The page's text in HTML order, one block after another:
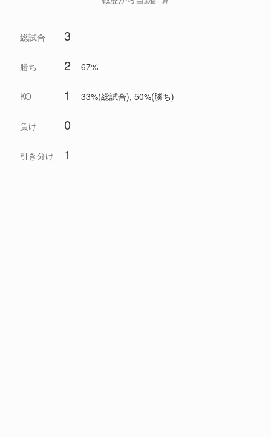
総試合 3
勝ち 2 67%
KO 1 33%(総試合), 50%(勝ち)
負け 0
引き分け 1